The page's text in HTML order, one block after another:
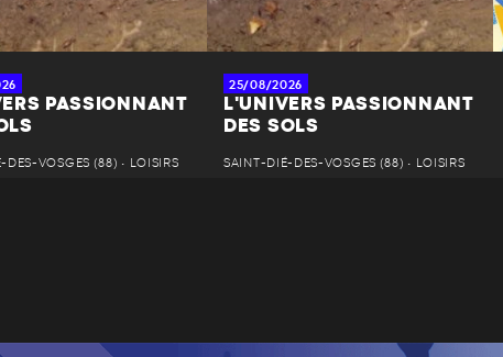
PASSIONNANT
DES-VOSGES (88) • LOISIRS
25/08/2026
L'UNIVERS PASSIONNANT
DES SOLS
SAINT-DIÉ-DES-VOSGES (88) • LOISIRS